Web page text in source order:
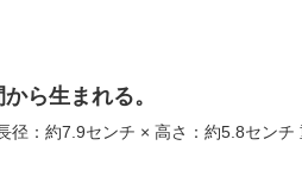
ら生まれる。
：約7.9センチ × 高さ：約5.8セン